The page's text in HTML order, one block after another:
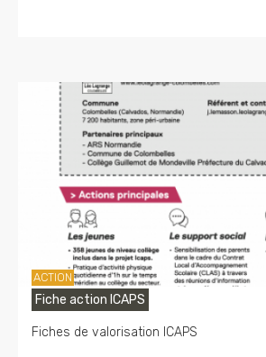
ACTION
Fiche action ICAPS
Fiches de valorisation ICAPS